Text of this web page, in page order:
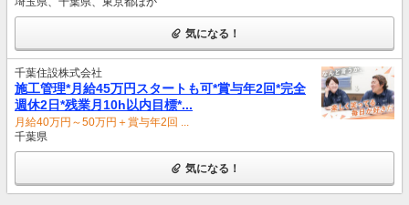
気になる！
千葉住設株式会社
施工管理*月給45万円スタートも可*賞与年2回*完全
週休2日*残業月10h以内目標*...
月給40万円～50万円＋賞与年2回 ...
千葉県
気になる！